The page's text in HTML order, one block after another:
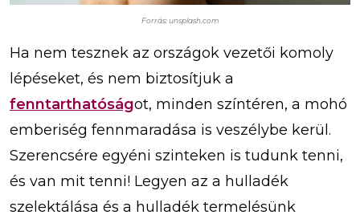
Forrás: unsplash.com
Ha nem tesznek az országok vezetői komoly
lépéseket, és nem biztosítjuk a
fenntarthatóságot, minden színtéren, a mohó
emberiség fennmaradása is veszélybe kerül.
Szerencsére egyéni szinteken is tudunk tenni,
és van mit tenni! Legyen az a hulladék
szelektálása és a hulladék termelésünk